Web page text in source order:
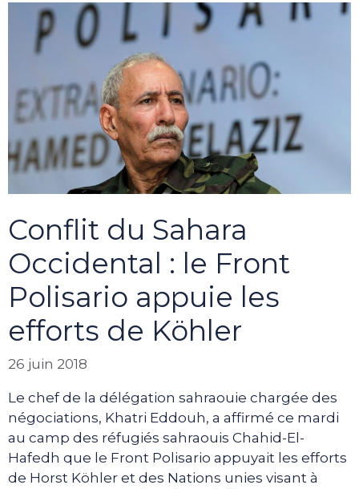
Conflit du Sahara
Occidental : le Front
Polisario appuie les
efforts de Köhler
26 juin 2018
Le chef de la délégation sahraouie chargée des
négociations, Khatri Eddouh, a affirmé ce mardi
au camp des réfugiés sahraouis Chahid-El-
Hafedh que le Front Polisario appuyait les efforts
de Horst Köhler et des Nations unies visant à